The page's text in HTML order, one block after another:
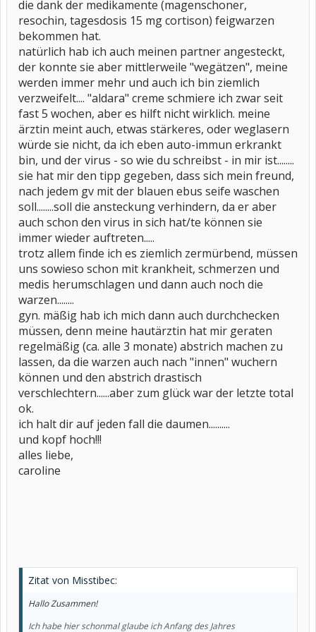
die dank der medikamente (magenschoner,
resochin, tagesdosis 15 mg cortison) feigwarzen
bekommen hat.
natürlich hab ich auch meinen partner angesteckt,
der konnte sie aber mittlerweile "wegätzen", meine
werden immer mehr und auch ich bin ziemlich
verzweifelt.... "aldara" creme schmiere ich zwar seit
fast 5 wochen, aber es hilft nicht wirklich. meine
ärztin meint auch, etwas stärkeres, oder weglasern
würde sie nicht, da ich eben auto-immun erkrankt
bin, und der virus - so wie du schreibst - in mir ist........
sie hat mir den tipp gegeben, dass sich mein freund,
nach jedem gv mit der blauen ebus seife waschen
soll........soll die ansteckung verhindern, da er aber
auch schon den virus in sich hat/te können sie
immer wieder auftreten.....
trotz allem finde ich es ziemlich zermürbend, müssen
uns sowieso schon mit krankheit, schmerzen und
medis herumschlagen und dann auch noch die
warzen........
gyn. mäßig hab ich mich dann auch durchchecken
müssen, denn meine hautärztin hat mir geraten
regelmäßig (ca. alle 3 monate) abstrich machen zu
lassen, da die warzen auch nach "innen" wuchern
können und den abstrich drastisch
verschlechtern......aber zum glück war der letzte total
ok.
ich halt dir auf jeden fall die daumen..........
und kopf hoch!!!
alles liebe,
caroline
Zitat von Misstibec:
Hallo Zusammen!
Ich habe hier schonmal glaube ich Anfang des Jahres